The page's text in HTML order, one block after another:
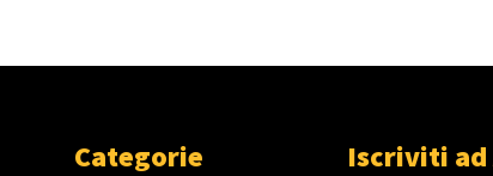
Categorie Iscriviti ad